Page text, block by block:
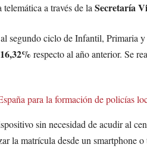
a través de laSecretaría
segundo ciclo de Infantil, Primaria
16,32% respecto al año anterior. Se
para la formación de policías
sin necesidad de acudir al
la matrícula desde un smartphone o